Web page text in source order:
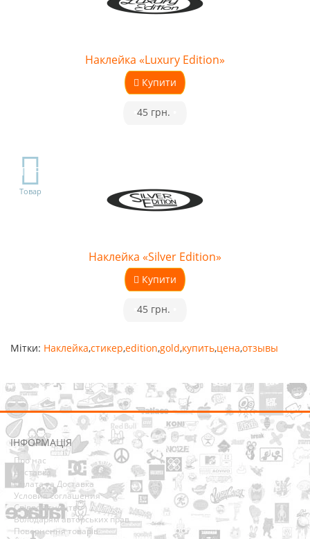
Наклейка «Luxury Edition»
Купити
45 грн.
TOP
Товар
Наклейка «Silver Edition»
Купити
45 грн.
Мітки: Наклейка,стикер,edition,gold,купить,цена,отзывы
ІНФОРМАЦІЯ
Про нас
Доставка
Оплата та Доставка
Условия соглашения
Співробітництво
Володарям авторських прав
Повернення товарів